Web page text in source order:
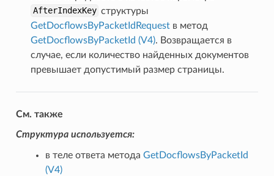
AfterIndexKey структуры
GetDocflowsByPacketIdRequestв метод
GetDocflowsByPacketId (V4). Возвращается в
случае, если количество найденных документов
превышает допустимый размер страницы.
См. также
Структура используется:
в теле ответа метода GetDocflowsByPacketId
(V4)